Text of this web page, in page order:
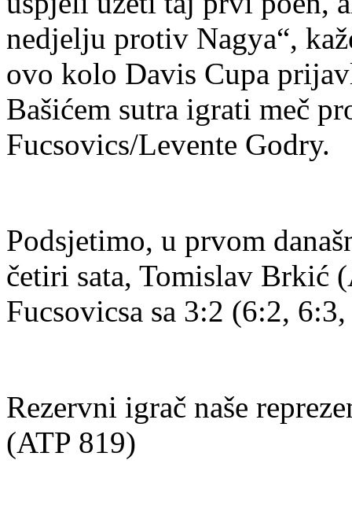
nedjelju protiv Nagya“,
ovo kolo Davis Cupa
Bašićem sutra igrati meč
Fucsovics/Levente Godry.
Podsjetimo, u prvom
četiri sata, Tomislav Brkić
Fucsovicsa sa 3:2 (6:2,
Rezervni igrač naše
(ATP 819)